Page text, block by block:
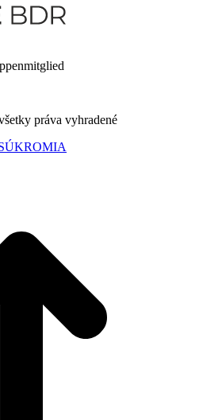
práva vyhradené